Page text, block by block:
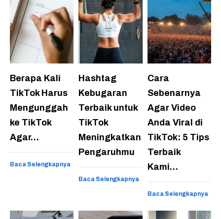
Berapa Kali
TikTok Harus
Mengunggah
ke TikTok
Agar…
Baca Selengkapnya
Hashtag
Kebugaran
Terbaik untuk
TikTok
Meningkatkan
Pengaruhmu
Baca Selengkapnya
Cara
Sebenarnya
Agar Video
Anda Viral di
TikTok: 5 Tips
Terbaik
Kami…
Baca Selengkapnya